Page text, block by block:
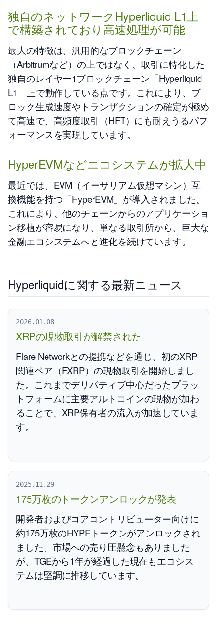
独自のネットワークHyperliquid L1上
で構築されており高速処理が可能
最大の特徴は、汎用的なブロックチェーン
（Arbitrumなど）の上ではなく、取引に特化した
独自のレイヤー1ブロックチェーン「Hyperliquid
L1」上で動作している点です。これにより、ブ
ロック生成速度やトランザクションの確定が極め
て高速で、高頻度取引（HFT）にも耐えうるパフ
ォーマンスを実現しています。
HyperEVMなどエコシステムが拡大中
最近では、EVM（イーサリアム仮想マシン）互
換機能を持つ「HyperEVM」が導入されました。
これにより、他のチェーンからのアプリケーショ
ン移植が容易になり、単なる取引所から、巨大な
金融エコシステムへと進化を続けています。
Hyperliquidに関する最新ニュース
2026.01.08
XRPの現物取引が解禁された
Flare Networkとの提携などを通じ、初のXRP
関連ペア（FXRP）の現物取引を開始しまし
た。これまでデリバティブ中心だったプラッ
トフォームに主要アルトコインの現物が加わ
ることで、XRP保有者の流入が加速していま
す。
2025.11.29
175万枚のトークンアンロックが発表
開発者およびコアコントリビューター向けに
約175万枚のHYPEトークンがアンロックされ
ました。市場への売り圧懸念もありました
が、TGEから1年が経過した現在もエコシス
テムは堅調に推移しています。